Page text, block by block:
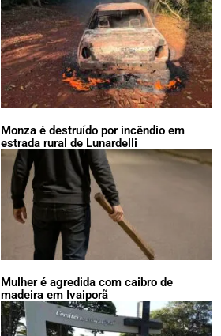
Monza é destruído por incêndio em
estrada rural de Lunardelli
Mulher é agredida com caibro de
madeira em Ivaiporã